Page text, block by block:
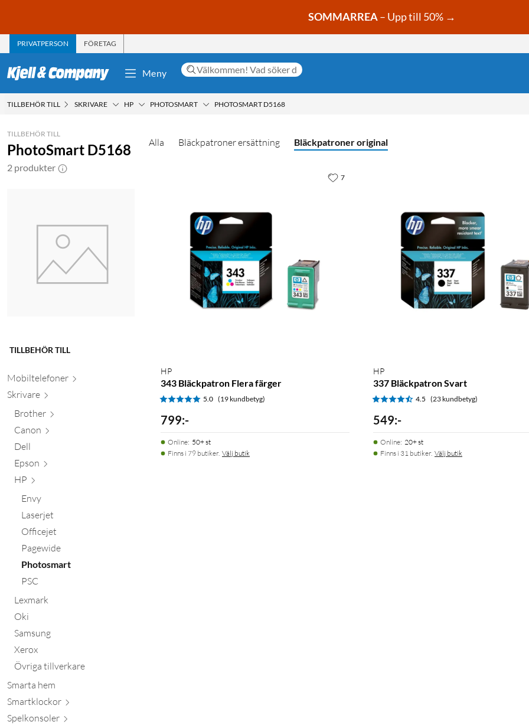
SOMMARREA– Upp till 50% →
PRIVATPERSON FÖRETAG
Meny
TILLBEHÖR TILL SKRIVARE HP PHOTOSMART PHOTOSMART D5168
TILLBEHÖR TILL
PhotoSmart D5168
2 produkter
TILLBEHÖR TILL
Mobiltelefoner
Skrivare
Brother
Canon
Dell
Epson
HP
Envy
Laserjet
Officejet
Pagewide
Photosmart
PSC
Lexmark
Oki
Samsung
Xerox
Övriga tillverkare
Smarta hem
Smartklockor
Spelkonsoler
Alla Bläckpatroner ersättning Bläckpatroner original
HP
343 Bläckpatron Flera färger
5.0 (19 kundbetyg)
799:-
Online: 50+ st
Finns i 79 butiker. Välj butik
7
HP
337 Bläckpatron Svart
4.5 (23 kundbetyg)
549:-
Online: 20+ st
Finns i 31 butiker. Välj butik